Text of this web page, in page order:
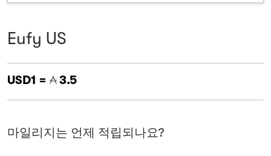
Eufy US
USD1 = 3.5
마일리지는 언제 적립되나요?